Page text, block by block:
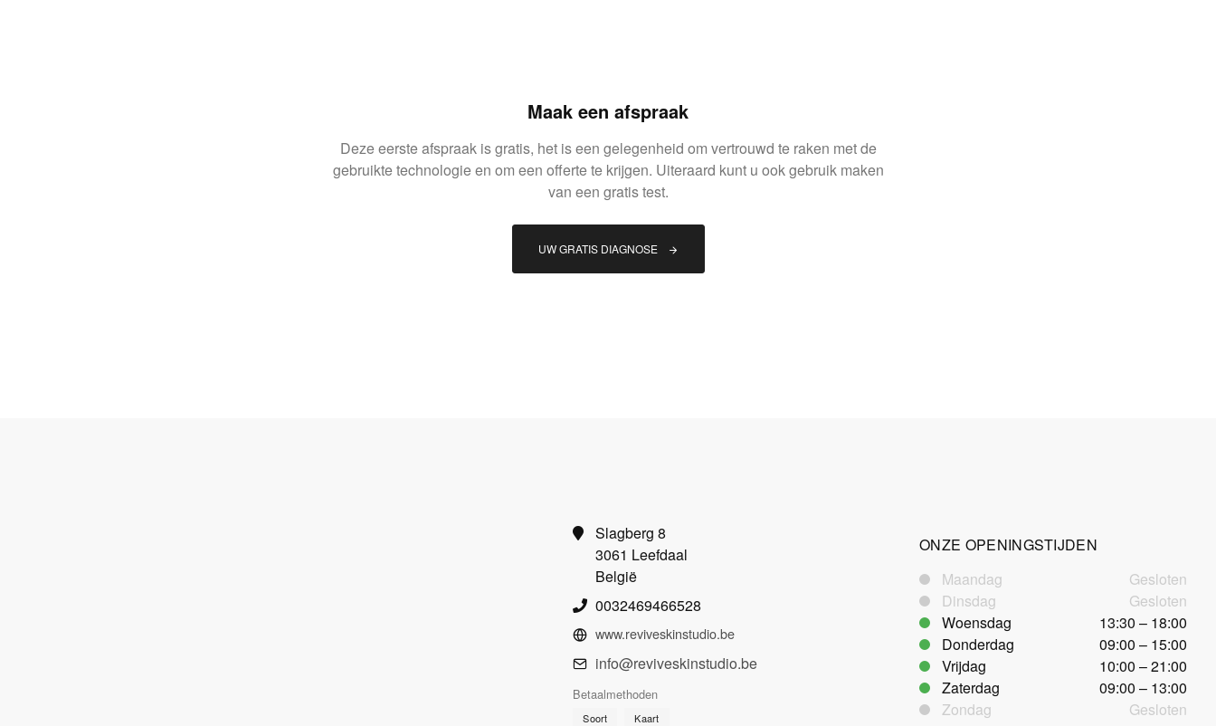
Maak een afspraak
Deze eerste afspraak is gratis, het is een gelegenheid om vertrouwd te raken met de
gebruikte technologie en om een offerte te krijgen. Uiteraard kunt u ook gebruik maken
van een gratis test.
UW GRATIS DIAGNOSE
Slagberg 8
3061 Leefdaal
België
0032469466528
www.reviveskinstudio.be
info@reviveskinstudio.be
Betaalmethoden
Soort Kaart
ONZE OPENINGSTIJDEN
Maandag
Gesloten
Dinsdag
Gesloten
Woensdag
13:30 – 18:00
Donderdag
09:00 – 15:00
Vrijdag
10:00 – 21:00
Zaterdag
09:00 – 13:00
Zondag
Gesloten